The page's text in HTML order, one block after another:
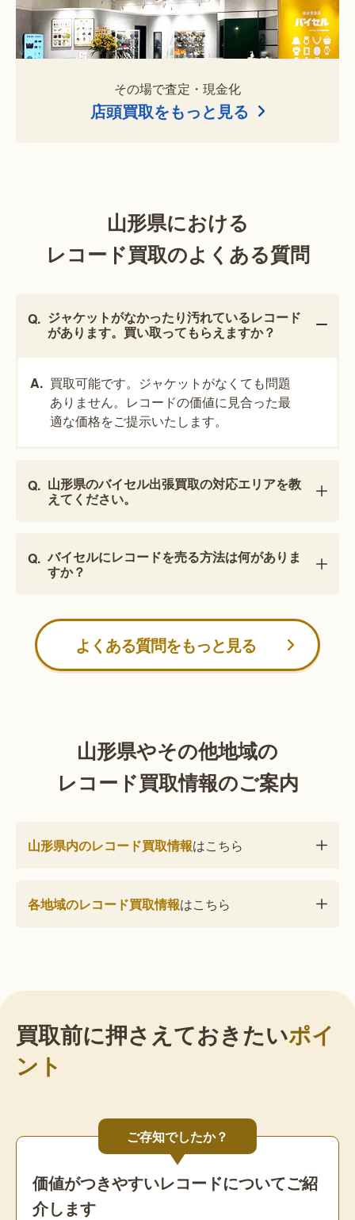
その場で査定・現金化
店頭買取をもっと見る
山形県における
レコード買取のよくある質問
ジャケットがなかったり汚れているレコード
があります。買い取ってもらえますか？
買取可能です。ジャケットがなくても問題
ありません。レコードの価値に見合った最
適な価格をご提示いたします。
山形県のバイセル出張買取の対応エリアを教
えてください。
バイセルにレコードを売る方法は何がありま
すか？
よくある質問をもっと見る
山形県やその他地域の
レコード買取情報のご案内
山形県内のレコード買取情報はこちら
各地域のレコード買取情報はこちら
買取前に押さえておきたいポイ
ント
ご存知でしたか？
価値がつきやすいレコードについてご紹
介します